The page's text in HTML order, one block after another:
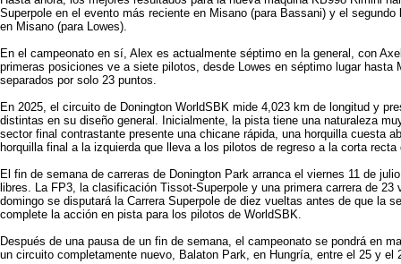
Superpole en el evento más reciente en Misano (para Bassani) y el segundo
en Misano (para Lowes).
En el campeonato en sí, Alex es actualmente séptimo en la general, con
primeras posiciones ve a siete pilotos, desde Lowes en séptimo lugar hasta
separados por solo 23 puntos.
En 2025, el circuito de Donington WorldSBK mide 4,023 km de longitud y
distintas en su diseño general. Inicialmente, la pista tiene una naturaleza
sector final contrastante presente una chicane rápida, una horquilla cuesta
horquilla final a la izquierda que lleva a los pilotos de regreso a la corta
El fin de semana de carreras de Donington Park arranca el viernes 11 de
libres. La FP3, la clasificación Tissot-Superpole y una primera carrera de 23
domingo se disputará la Carrera Superpole de diez vueltas antes de que la
complete la acción en pista para los pilotos de WorldSBK.
Después de una pausa de un fin de semana, el campeonato se pondrá en
un circuito completamente nuevo, Balaton Park, en Hungría, entre el 25 y el